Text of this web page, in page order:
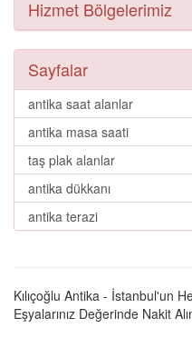
Hizmet Bölgelerimiz
Sayfalar
antika saat alanlar
antika masa saati
taş plak alanlar
antika dükkanı
antika terazi
Kılıçoğlu Antika - İstanbul'un
Eşyalarınız Değerinde Nakit